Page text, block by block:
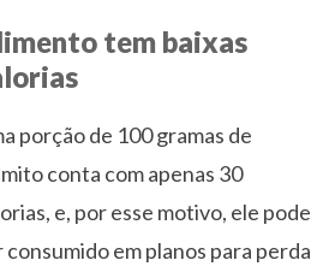
tem baixas
porção de 100 gramas de
conta com apenas 30
e, por esse motivo, ele pode
consumido em planos para perda